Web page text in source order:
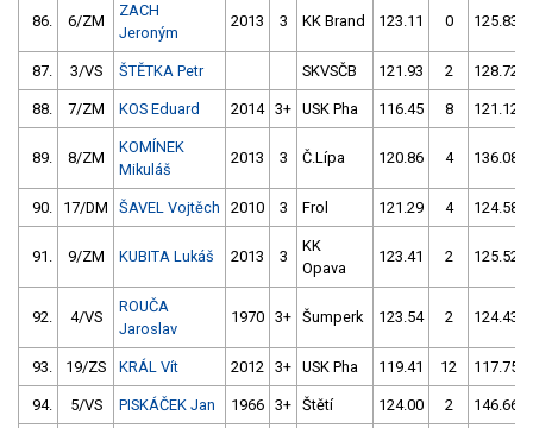
86. 6/ZM
ZACH
Jeroným
2013 3 KK Brand 123.11 0 125.83
87. 3/VS ŠTĚTKA Petr SKVSČB 121.93 2 128.72
88. 7/ZM KOS Eduard 2014 3+ USK Pha 116.45 8 121.12
89. 8/ZM
KOMÍNEK
Mikuláš
2013 3 Č.Lípa 120.86 4 136.08
90. 17/DM ŠAVEL Vojtěch 2010 3 Frol 121.29 4 124.58
91. 9/ZM KUBITA Lukáš 2013 3
KK
Opava
123.41 2 125.52
92. 4/VS
ROUČA
Jaroslav
1970 3+ Šumperk 123.54 2 124.43
93. 19/ZS KRÁL Vít 2012 3+ USK Pha 119.41 12 117.75
94. 5/VS PISKÁČEK Jan 1966 3+ Štětí 124.00 2 146.66